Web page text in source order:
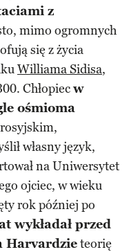
z
mimo ogromnych
się z życia
Williama Sidisa,
Chłopiecw
ośmioma
własny język,
na Uniwersytet
ojciec, w wieku
rok później po
wykładał przed
Harvardzieteorię